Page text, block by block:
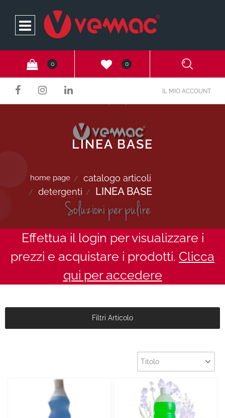
Open
0 0
IL MIO ACCOUNT
LINEA BASE
home page
catalogo articoli
detergenti
LINEA BASE
Effettua il login per visualizzare i
prezzi e acquistare i prodotti. Clicca
qui per accedere
Filtri Articolo